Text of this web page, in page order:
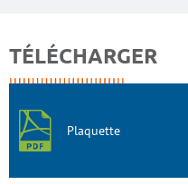
TÉLÉCHARGER
Plaquette